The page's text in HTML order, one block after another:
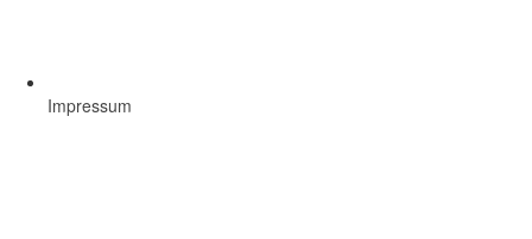
Impressum